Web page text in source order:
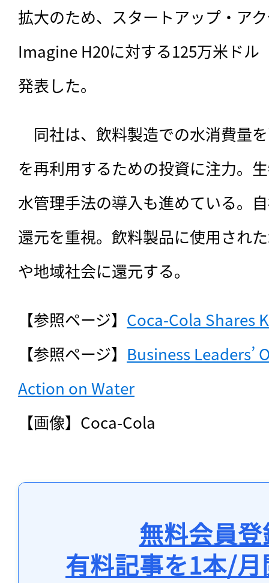
拡大のため、スタートアップ・ア
Imagine H20に対する125万米ドル
発表した。
同社は、飲料製造での水消費量
を再利用するための投資に注力。
水管理手法の導入も進めている。
還元を重視。飲料製品に使用され
や地域社会に還元する。
【参照ページ】 Coca-Cola Shares
【参照ページ】 Business Leaders’
Action on Water
【画像】Coca-Cola
無料会員
有料記事を1本/